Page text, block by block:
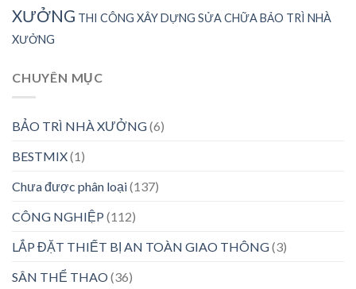
XƯỞNG THI CÔNG XÂY DỰNG SỬA CHỮA BẢO TRÌ NHÀ
XƯỞNG
CHUYÊN MỤC
BẢO TRÌ NHÀ XƯỞNG(6)
BESTMIX(1)
Chưa được phân loại(137)
CÔNG NGHIỆP (112)
LẮP ĐẶT THIẾT BỊ AN TOÀN GIAO THÔNG(3)
SÂN THỂ THAO(36)